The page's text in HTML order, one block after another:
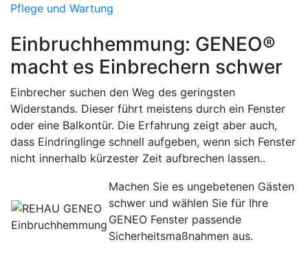
Pflege und Wartung
Einbruchhemmung: GENEO®
macht es Einbrechern schwer
Einbrecher suchen den Weg des geringsten
Widerstands. Dieser führt meistens durch ein Fenster
oder eine Balkontür. Die Erfahrung zeigt aber auch,
dass Eindringlinge schnell aufgeben, wenn sich Fenster
nicht innerhalb kürzester Zeit aufbrechen lassen..
Machen Sie es ungebetenen Gästen
schwer und wählen Sie für Ihre
GENEO Fenster passende
Sicherheitsmaßnahmen aus.